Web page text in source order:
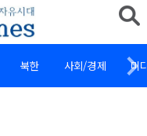
북한 사회/경제 미